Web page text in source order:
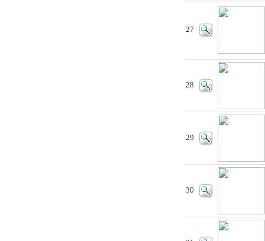
27
28
29
30